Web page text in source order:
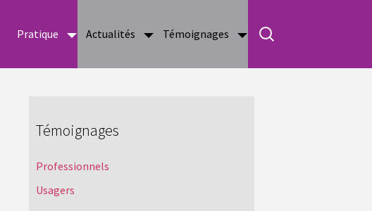
Pratique Actualités Témoignages
Témoignages
Professionnels
Usagers